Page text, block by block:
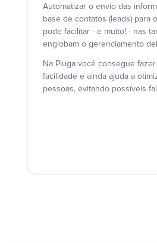
Automatizar o envio das
base de contatos (leads) para
pode facilitar - e muito! - nas
englobam o gerenciamento
Na Pluga você consegue
facilidade e ainda ajuda a
pessoas, evitando possíveis